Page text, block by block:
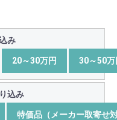
み
20～30万円 30～50万
込み
特価品（メーカー取寄せ